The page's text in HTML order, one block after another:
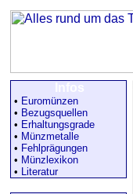
• Euromünzen
• Bezugsquellen
• Erhaltungsgrade
• Münzmetalle
• Fehlprägungen
• Münzlexikon
• Literatur